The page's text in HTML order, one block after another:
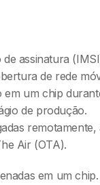
assinatura
de rede
em um chip
de produção.
remotamente,
Air (OTA).
em um chip.